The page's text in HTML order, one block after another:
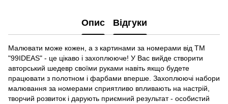
Опис Відгуки
Малювати може кожен, а з картинами за номерами від ТМ
"99IDEAS" - це цікаво і захоплююче! У Вас вийде створити
авторський шедевр своїми руками навіть якщо будете
працювати з полотном і фарбами вперше. Захоплюючі набори
малювання за номерами сприятливо впливають на настрій,
творчий розвиток і дарують приємний результат - особистий